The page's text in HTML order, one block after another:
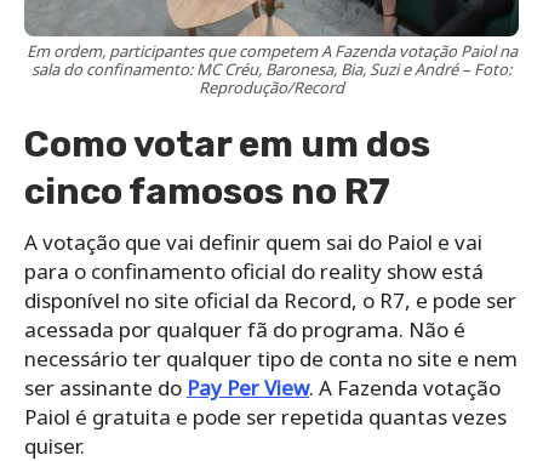
Em ordem, participantes que competem A Fazenda votação Paiol na
sala do confinamento: MC Créu, Baronesa, Bia, Suzi e André – Foto:
Reprodução/Record
Como votar em um dos
cinco famosos no R7
A votação que vai definir quem sai do Paiol e vai
para o confinamento oficial do reality show está
disponível no site oficial da Record, o R7, e pode ser
acessada por qualquer fã do programa. Não é
necessário ter qualquer tipo de conta no site e nem
ser assinante do Pay Per View. A Fazenda votação
Paiol é gratuita e pode ser repetida quantas vezes
quiser.